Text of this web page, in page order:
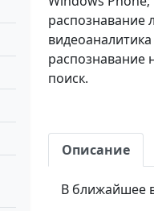
распознавание
распознавание
поиск.
Описание
В ближайшее